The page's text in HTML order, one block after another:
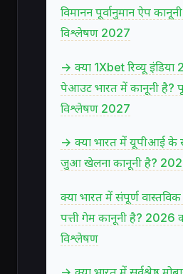
विमानन पूर्वानुमान ऐप
विश्लेषण 2027
→ क्या 1Xbet रिव्यू इंडिया
पेआउट भारत में कानूनी है?
विश्लेषण 2027
→ क्या भारत में यूपीआई के
जुआ खेलना कानूनी है?
क्या भारत में संपूर्ण
पत्ती गेम कानूनी है? 2026
विश्लेषण